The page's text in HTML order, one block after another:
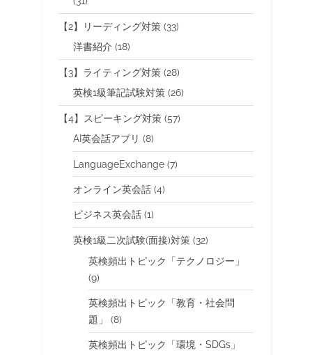
【2】リーディング対策 (33)
洋書紹介 (18)
【3】ライティング対策 (28)
英検1級筆記試験対策 (26)
【4】スピーキング対策 (57)
AI英会話アプリ (8)
LanguageExchange (7)
オンライン英会話 (4)
ビジネス英会話 (1)
英検1級二次試験(面接)対策 (32)
英検頻出トピック「テクノロジー」
(9)
英検頻出トピック「教育・社会問
題」
(8)
英検頻出トピック「環境・SDGs」